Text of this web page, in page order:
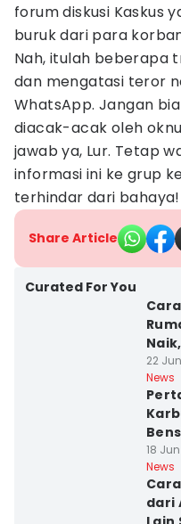
forum diskusi Kaskus
buruk dari para
Nah, itulah beberapa
dan mengatasi teror
WhatsApp. Jangan
diacak-acak oleh
jawab ya, Lur. Tetap
informasi ini ke grup
terhindar dari bahaya!
Share Article
Curated For You
22
News
18 Jun
News
dari